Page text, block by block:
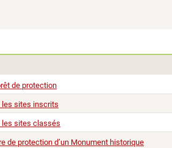
de protection
les sites inscrits
les sites classés
de protection d’un Monument historique